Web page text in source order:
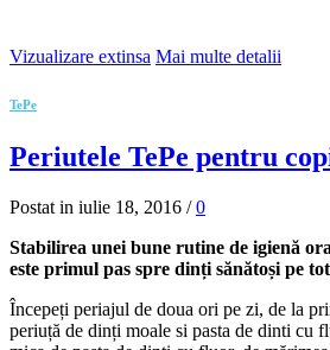
Vizualizare extinsa Mai multe detalii
TePe
Periutele TePe pentru
Postat in iulie 18, 2016 /0
Stabilirea unei bune rutine de igienă
este primul pas spre dinți sănătoși pe
Începeți periajul de doua ori pe zi, de la
periuță de dinți moale si pasta de dinti cu